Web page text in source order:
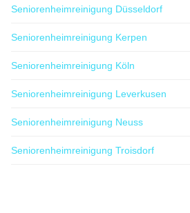
Seniorenheimreinigung Düsseldorf
Seniorenheimreinigung Kerpen
Seniorenheimreinigung Köln
Seniorenheimreinigung Leverkusen
Seniorenheimreinigung Neuss
Seniorenheimreinigung Troisdorf